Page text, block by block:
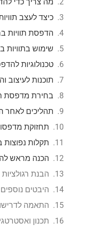
כיצד לעצב
הדפסת תוויות
שימוש בתוויות
טכנולוגיות
תוכנות לעיצוב
בחירת מדפסת
תהליכים לאחר
תחזוקת
תקלות נפוצות
הכנה מראש
הבנת
היבטים
התאמה
תכנון